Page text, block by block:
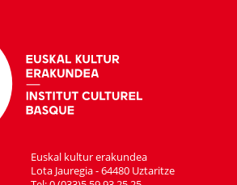
Euskal kultur erakundea
Lota Jauregia - 64480 Uztaritze